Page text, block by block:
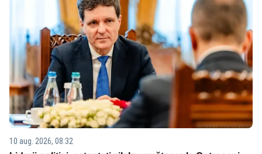
10 aug. 2026, 08:32